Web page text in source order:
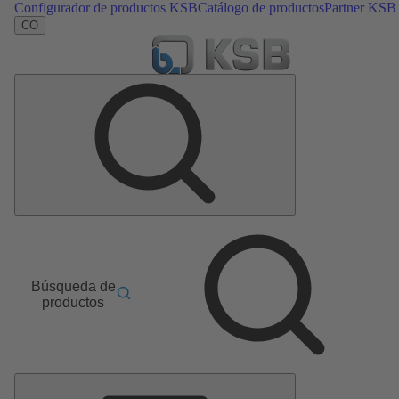
Configurador de productos KSBCatálogo de productosPartner KSB
CO
Búsqueda de
productos